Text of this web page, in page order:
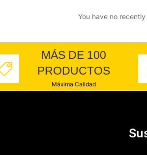
You have no
MÁS DE 100
PRODUCTOS
Máxima Calidad